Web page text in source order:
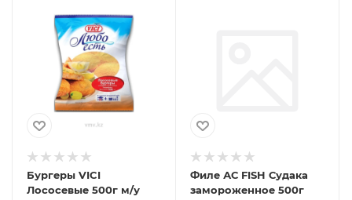
Бургеры VICI
Лососевые 500г м/у
Филе АС FISH Судака
замороженное 500г